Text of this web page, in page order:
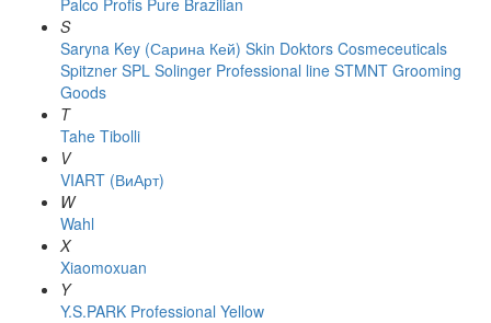
Palco Profis Pure Brazilian
S
Saryna Key (Сарина Кей) Skin Doktors Cosmeceuticals
Spitzner SPL Solinger Professional line STMNT Grooming
Goods
T
Tahe Tibolli
V
VIART (ВиАрт)
W
Wahl
X
Xiaomoxuan
Y
Y.S.PARK Professional Yellow